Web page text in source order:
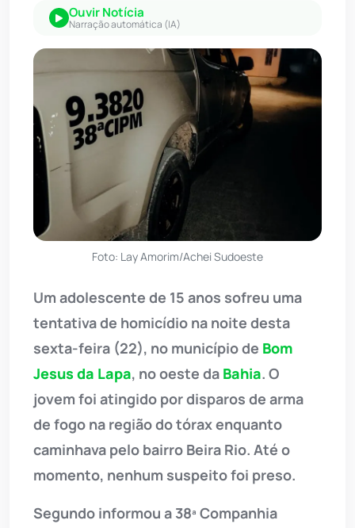
Ouvir Notícia
Narração automática (IA)
Foto: Lay Amorim/Achei Sudoeste
Um adolescente de 15 anos sofreu uma
tentativa de homicídio na noite desta
sexta-feira (22), no município de Bom
Jesus da Lapa, no oeste da Bahia. O
jovem foi atingido por disparos de arma
de fogo na região do tórax enquanto
caminhava pelo bairro Beira Rio. Até o
momento, nenhum suspeito foi preso.
Segundo informou a 38ª Companhia